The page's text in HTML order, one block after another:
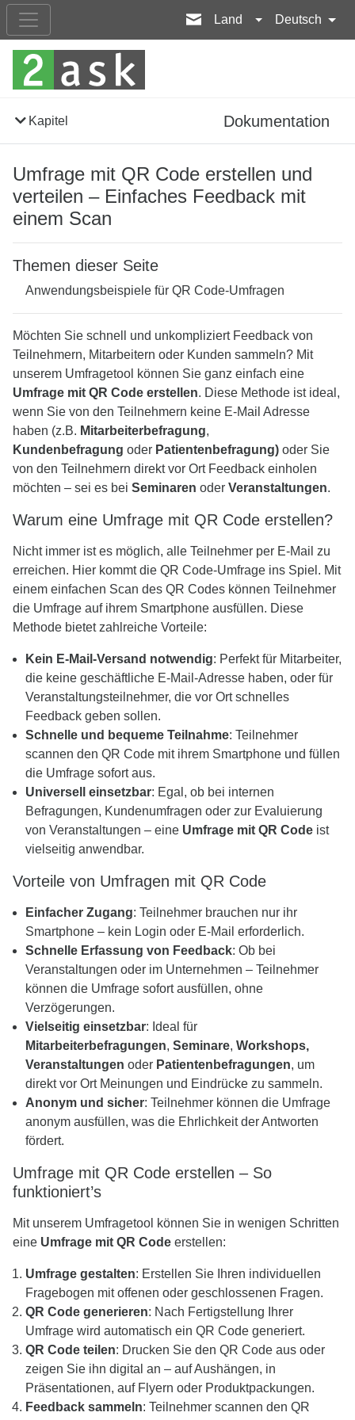
Land Deutsch
Kapitel Dokumentation
Umfrage mit QR Code erstellen und
verteilen – Einfaches Feedback mit
einem Scan
Themen dieser Seite
Anwendungsbeispiele für QR Code-Umfragen
Möchten Sie schnell und unkompliziert Feedback von
Teilnehmern, Mitarbeitern oder Kunden sammeln? Mit
unserem Umfragetool können Sie ganz einfach eine
Umfrage mit QR Code erstellen. Diese Methode ist ideal,
wenn Sie von den Teilnehmern keine E-Mail Adresse
haben (z.B. Mitarbeiterbefragung,
Kundenbefragung oder Patientenbefragung) oder Sie
von den Teilnehmern direkt vor Ort Feedback einholen
möchten – sei es bei Seminaren oder Veranstaltungen.
Warum eine Umfrage mit QR Code erstellen?
Nicht immer ist es möglich, alle Teilnehmer per E-Mail zu
erreichen. Hier kommt die QR Code-Umfrage ins Spiel. Mit
einem einfachen Scan des QR Codes können Teilnehmer
die Umfrage auf ihrem Smartphone ausfüllen. Diese
Methode bietet zahlreiche Vorteile:
Kein E-Mail-Versand notwendig: Perfekt für Mitarbeiter,
die keine geschäftliche E-Mail-Adresse haben, oder für
Veranstaltungsteilnehmer, die vor Ort schnelles
Feedback geben sollen.
Schnelle und bequeme Teilnahme: Teilnehmer
scannen den QR Code mit ihrem Smartphone und füllen
die Umfrage sofort aus.
Universell einsetzbar: Egal, ob bei internen
Befragungen, Kundenumfragen oder zur Evaluierung
von Veranstaltungen – eine Umfrage mit QR Code ist
vielseitig anwendbar.
Vorteile von Umfragen mit QR Code
Einfacher Zugang: Teilnehmer brauchen nur ihr
Smartphone – kein Login oder E-Mail erforderlich.
Schnelle Erfassung von Feedback: Ob bei
Veranstaltungen oder im Unternehmen – Teilnehmer
können die Umfrage sofort ausfüllen, ohne
Verzögerungen.
Vielseitig einsetzbar: Ideal für
Mitarbeiterbefragungen, Seminare, Workshops,
Veranstaltungen oder Patientenbefragungen, um
direkt vor Ort Meinungen und Eindrücke zu sammeln.
Anonym und sicher: Teilnehmer können die Umfrage
anonym ausfüllen, was die Ehrlichkeit der Antworten
fördert.
Umfrage mit QR Code erstellen – So
funktioniert’s
Mit unserem Umfragetool können Sie in wenigen Schritten
eine Umfrage mit QR Code erstellen:
Umfrage gestalten: Erstellen Sie Ihren individuellen
Fragebogen mit offenen oder geschlossenen Fragen.
QR Code generieren: Nach Fertigstellung Ihrer
Umfrage wird automatisch ein QR Code generiert.
QR Code teilen: Drucken Sie den QR Code aus oder
zeigen Sie ihn digital an – auf Aushängen, in
Präsentationen, auf Flyern oder Produktpackungen.
Feedback sammeln: Teilnehmer scannen den QR